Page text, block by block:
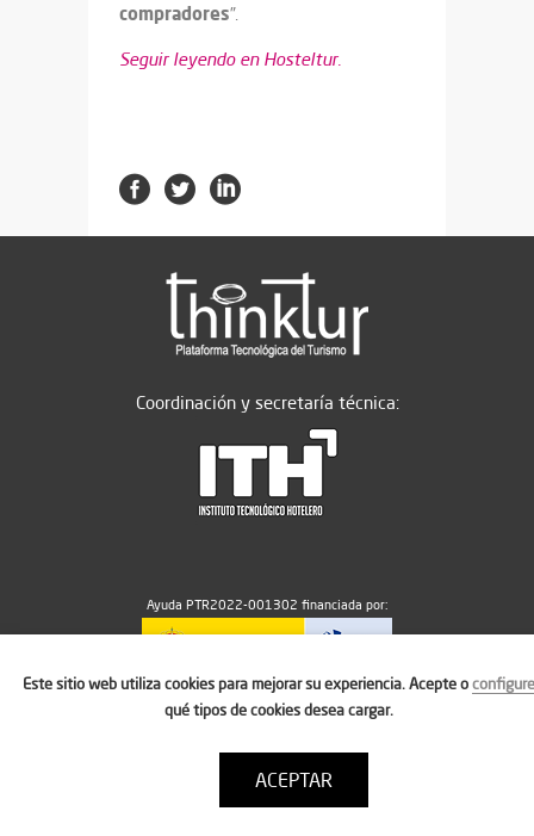
compradores”.
Seguir leyendo en Hosteltur.
Coordinación y secretaría técnica:
Ayuda PTR2022-001302 financiada por:
MICIU/AEI/10.13039/501100011033
Política de cookies
Condiciones de uso
Este sitio web utiliza cookies para mejorar su experiencia. Acepte oconfigure
qué tipos de cookies desea cargar.
ACEPTAR